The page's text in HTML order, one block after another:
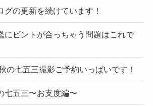
グの更新を続けています！
にピントが合っちゃう問題はこれで
の七五三撮影ご予約いっぱいです！
七五三〜お支度編〜